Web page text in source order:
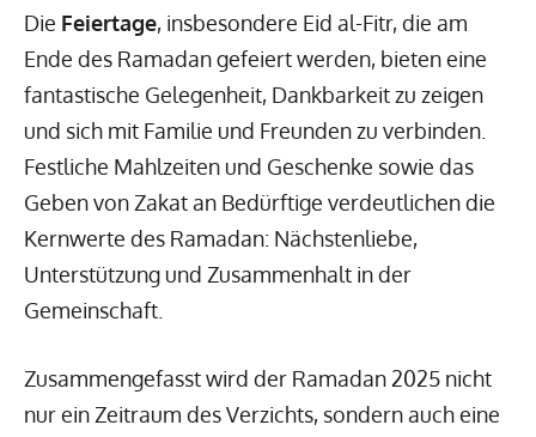
Die Feiertage, insbesondere Eid al-Fitr, die am
Ende des Ramadan gefeiert werden, bieten eine
fantastische Gelegenheit, Dankbarkeit zu zeigen
und sich mit Familie und Freunden zu verbinden.
Festliche Mahlzeiten und Geschenke sowie das
Geben von Zakat an Bedürftige verdeutlichen die
Kernwerte des Ramadan: Nächstenliebe,
Unterstützung und Zusammenhalt in der
Gemeinschaft.
Zusammengefasst wird der Ramadan 2025 nicht
nur ein Zeitraum des Verzichts, sondern auch eine